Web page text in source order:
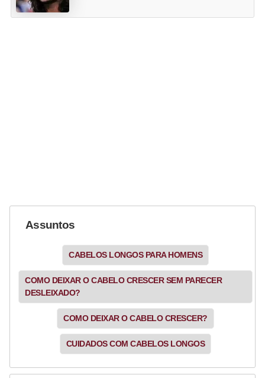
Assuntos
CABELOS LONGOS PARA HOMENS
COMO DEIXAR O CABELO CRESCER SEM PARECER
DESLEIXADO?
COMO DEIXAR O CABELO CRESCER?
CUIDADOS COM CABELOS LONGOS